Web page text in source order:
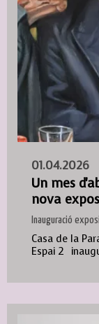
01.04.2026
Un mes
nova
Inauguració
Casa de la
Espai 2